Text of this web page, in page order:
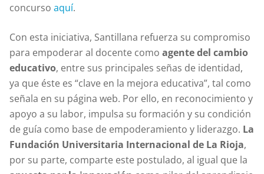
concurso aquí.
Con esta iniciativa, Santillana refuerza su compromiso
para empoderar al docente como agente del cambio
educativo, entre sus principales señas de identidad,
ya que éste es “clave en la mejora educativa”, tal como
señala en su página web. Por ello, en reconocimiento y
apoyo a su labor, impulsa su formación y su condición
de guía como base de empoderamiento y liderazgo. La
Fundación Universitaria Internacional de La Rioja,
por su parte, comparte este postulado, al igual que la